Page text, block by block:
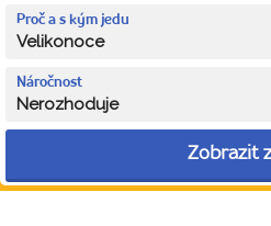
Proč a s kým jedu
Velikonoce
Náročnost
Nerozhoduje
Zobrazit